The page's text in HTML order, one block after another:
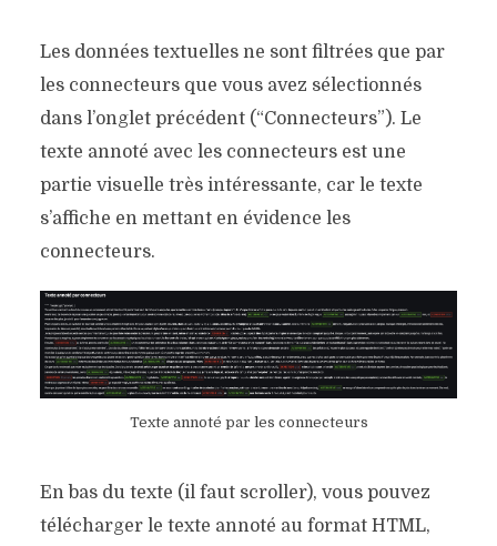
Les données textuelles ne sont filtrées que par
les connecteurs que vous avez sélectionnés
dans l’onglet précédent (“Connecteurs”). Le
texte annoté avec les connecteurs est une
partie visuelle très intéressante, car le texte
s’affiche en mettant en évidence les
connecteurs.
Texte annoté par les connecteurs
En bas du texte (il faut scroller), vous pouvez
télécharger le texte annoté au format HTML,